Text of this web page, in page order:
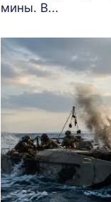
мины. В...